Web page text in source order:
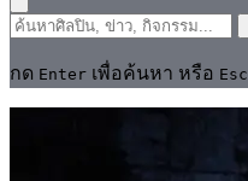
กด Enter เพื่อค้นหา หรือ Esc